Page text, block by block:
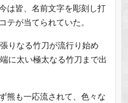
は皆、名前文字を彫刻し打
テが当てられていた。
りなる竹刀が流行り始め
に太い極太なる竹刀まで出
熊も一応流されて、色々な